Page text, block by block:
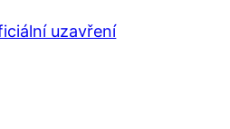
uzavření